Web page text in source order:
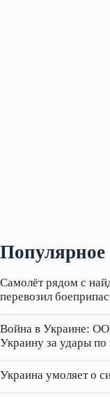
Популярное
Самолёт рядом с
перевозил
Война в Украине:
Украину за удары
Украина умоляет о